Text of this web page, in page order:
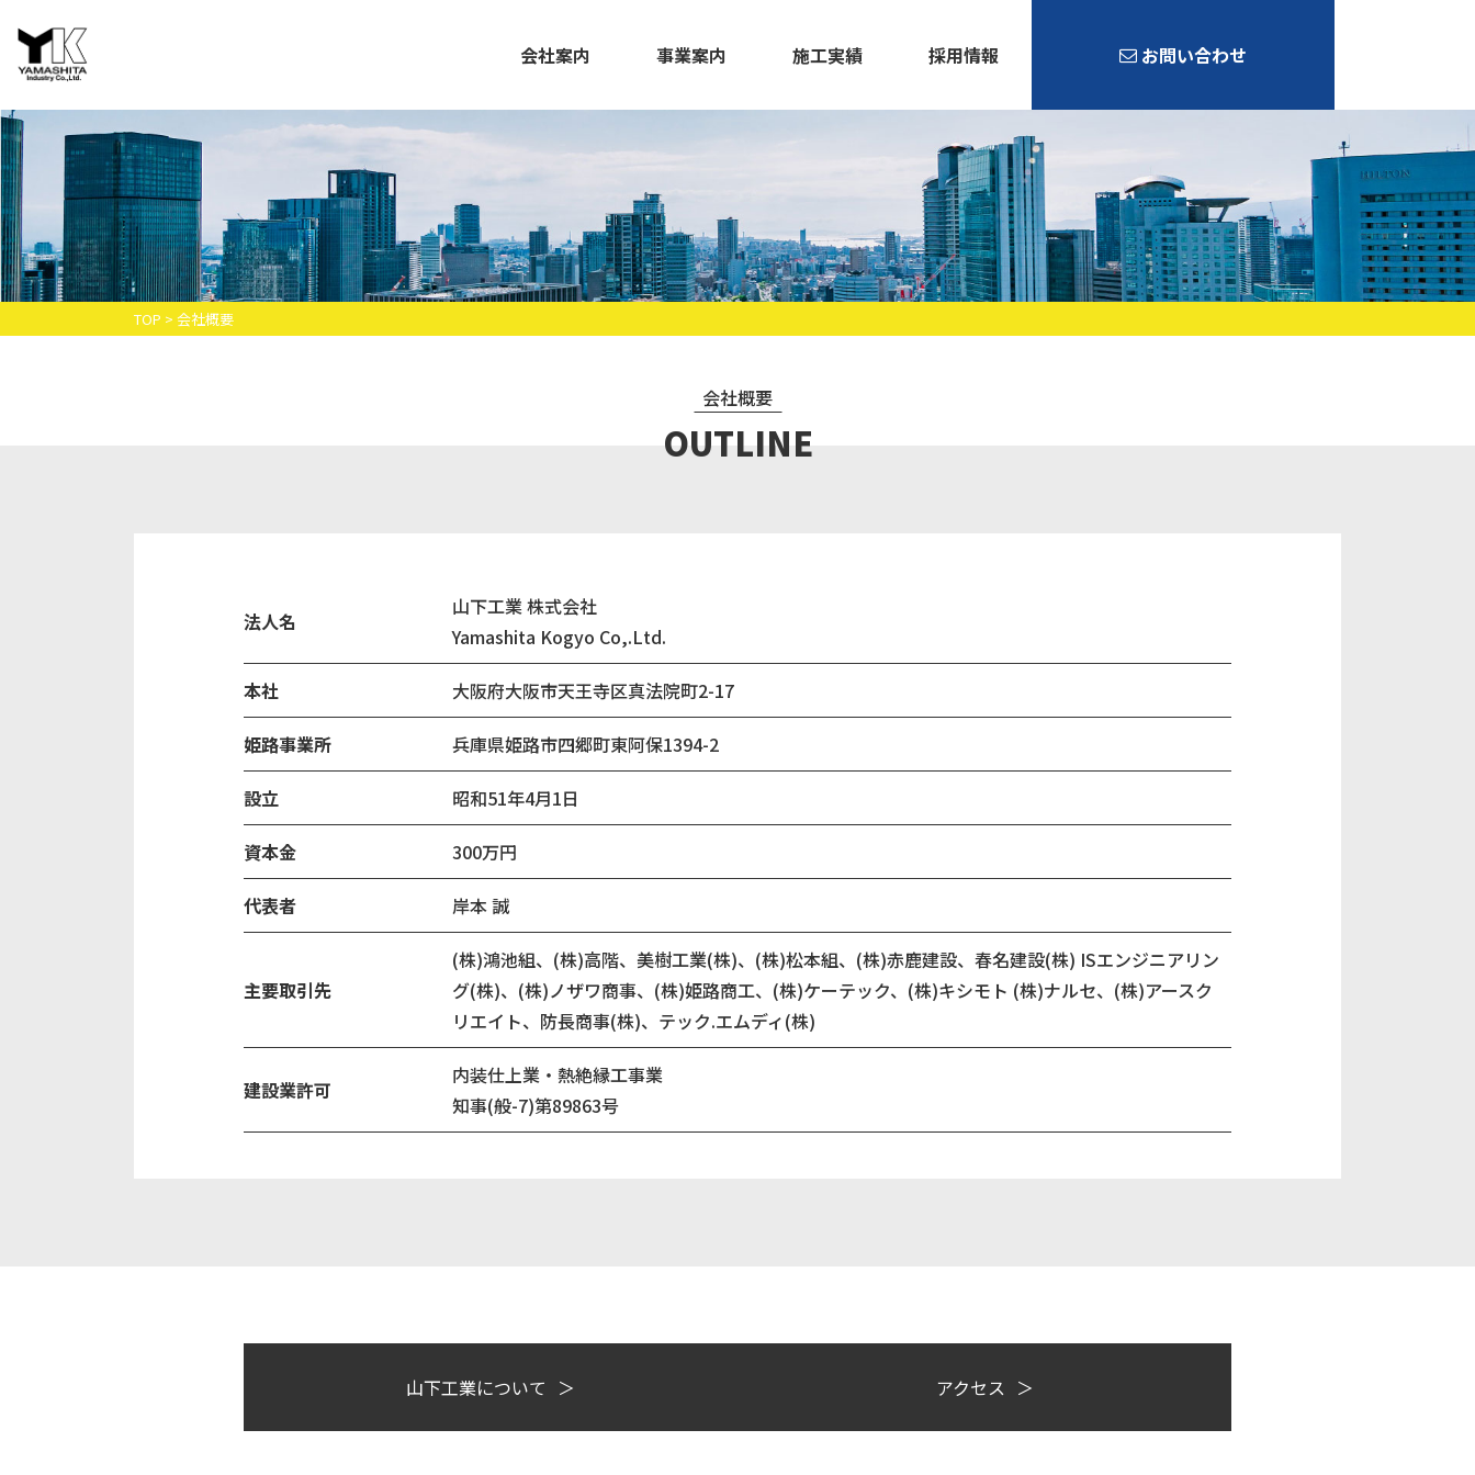
会社案内 事業案内 施工実績 採用情報 お問い合わせ
TOP > 会社概要
会社概要
OUTLINE
法人名
山下工業 株式会社
Yamashita Kogyo Co,.Ltd.
本社 大阪府大阪市天王寺区真法院町2-17
姫路事業所 兵庫県姫路市四郷町東阿保1394-2
設立 昭和51年4月1日
資本金 300万円
代表者 岸本 誠
主要取引先
(株)鴻池組、(株)高階、美樹工業(株)、(株)松本組、(株)赤鹿建設、春名建設(株) ISエンジニアリン
グ(株)、(株)ノザワ商事、(株)姫路商工、(株)ケーテック、(株)キシモト (株)ナルセ、(株)アースク
リエイト、防長商事(株)、テック.エムディ(株)
建設業許可
内装仕上業・熱絶縁工事業
知事(般-7)第89863号
山下工業について ＞ アクセス ＞